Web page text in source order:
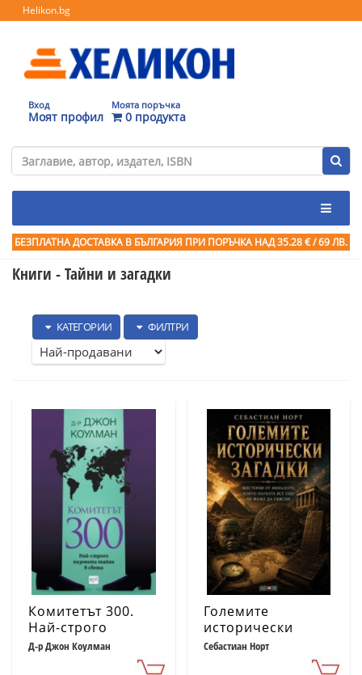
Helikon.bg
Вход
Моят профил
Моята поръчка
0 продукта
БЕЗПЛАТНА ДОСТАВКА В БЪЛГАРИЯ ПРИ ПОРЪЧКА НАД 35.28 € / 69 ЛВ.
Книги - Тайни и загадки
КАТЕГОРИИ ФИЛТРИ
Комитетът 300.
Най-строго
пазената тайна в
Д-р Джон Коулман
Големите
исторически
загадки
Себастиан Норт